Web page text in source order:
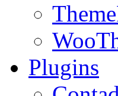
Plugins